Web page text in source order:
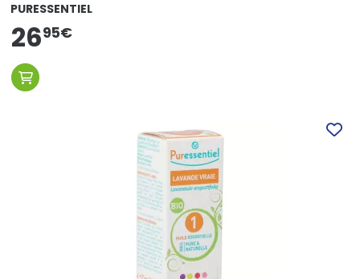
PURESSENTIEL
2695€